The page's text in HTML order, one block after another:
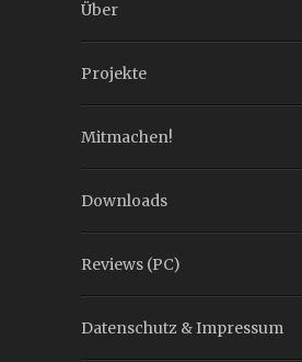
Über
Projekte
Mitmachen!
Downloads
Reviews (PC)
Datenschutz & Impressum